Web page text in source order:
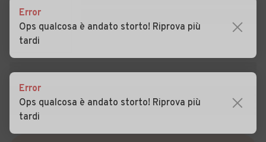
Auto usate Saletto
delle Pertiche
Auto usate San Giorgio in
Bosco
Auto usate San Martino di
Lupari
Auto usate San Pietro
Viminario
Auto usate San Pietro in Gu
Auto usate Sant'Angelo di
Auto usate Sant'Elena
Error
Ops qualcosa è andato storto! Riprova più
tardi
Error
Ops qualcosa è andato storto! Riprova più
tardi